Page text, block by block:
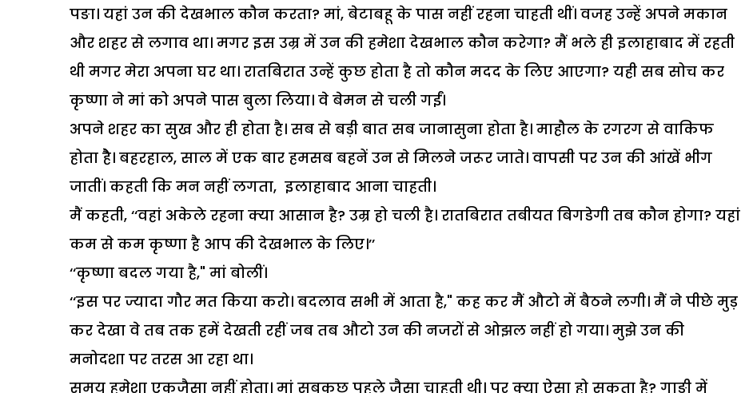
पङा। यहां उन की देखभाल कौन करता? मां, बेटाबहू के पास नहीं रहना चाहती थीं। वजह उन्हें अपने मकान
और शहर से लगाव था। मगर इस उम्र में उन की हमेशा देखभाल कौन करेगा? मैं भले ही इलाहाबाद में रहती
थी मगर मेरा अपना घर था। रातबिरात उन्हें कुछ होता है तो कौन मदद के लिए आएगा? यही सब सोच कर
कृष्णा ने मां को अपने पास बुला लिया। वे बेमन से चली गईं।
अपने शहर का सुख और ही होता है। सब से बड़ी बात सब जानासुना होता है। माहौल के रगरग से वाकिफ
होता हेै। बहरहाल, साल में एक बार हमसब बहनें उन से मिलने जरूर जाते। वापसी पर उन की आंखें भीग
जातीं। कहती कि मन नहीं लगता, इलाहाबाद आना चाहती।
मैं कहती, ‘‘वहां अकेले रहना क्या आसान है? उम्र हो चली है। रातबिरात तबीयत बिगडेगी तब कौन होगा? यहां
कम से कम कृष्णा है आप की देखभाल के लिए।’’
‘‘कृष्णा बदल गया है," मां बोलीं।
‘‘इस पर ज्यादा गौर मत किया करो। बदलाव सभी में आता है," कह कर मैं औटो में बैठने लगी। मैं ने पीछे मुड़
कर देखा वे तब तक हमें देखती रहीं जब तब औटो उन की नजरों से ओझल नहीं हो गया। मुझे उन की
मनोदशा पर तरस आ रहा था।
समय हमेशा एकजैसा नहीं होता। मां सबकुछ पहले जैसा चाहती थी। पर क्या ऐसा हो सकता है? गाङी में